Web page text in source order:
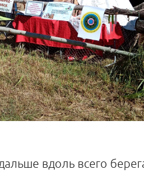
вдоль всего